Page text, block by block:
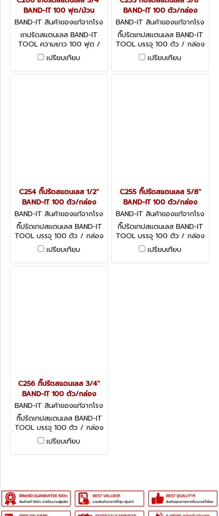
BAND-IT 100 ฟุต/ม้วน
BAND-IT สินค้าของแท้จากโรง
งานผู้ผลิต C206
เทปรัดสแตนเลส BAND-IT
TOOL ความยาว 100 ฟุต /
ม้วน
เปรียบเทียบ
BAND-IT 100 ตัว/กล่อง
BAND-IT สินค้าของแท้จากโรง
งานผู้ผลิต C253
กิ๊ปรัดเทปสแตนเลส BAND-IT
TOOL บรรจุ 100 ตัว / กล่อง
เปรียบเทียบ
C254 กิ๊ปรัดสแตนเลส 1/2"
BAND-IT 100 ตัว/กล่อง
BAND-IT สินค้าของแท้จากโรง
งานผู้ผลิต C254
กิ๊ปรัดเทปสแตนเลส BAND-IT
TOOL บรรจุ 100 ตัว / กล่อง
เปรียบเทียบ
C255 กิ๊ปรัดสแตนเลส 5/8"
BAND-IT 100 ตัว/กล่อง
BAND-IT สินค้าของแท้จากโรง
งานผู้ผลิต C255
กิ๊ปรัดเทปสแตนเลส BAND-IT
TOOL บรรจุ 100 ตัว / กล่อง
เปรียบเทียบ
C256 กิ๊ปรัดสแตนเลส 3/4"
BAND-IT 100 ตัว/กล่อง
BAND-IT สินค้าของแท้จากโรง
งานผู้ผลิต C256
กิ๊ปรัดเทปสแตนเลส BAND-IT
TOOL บรรจุ 100 ตัว / กล่อง
เปรียบเทียบ